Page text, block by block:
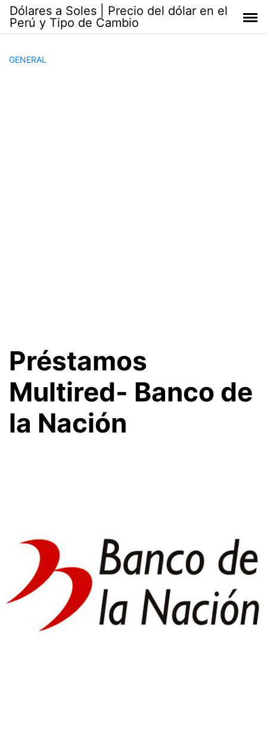
Saltar
contenido
Dólares a Soles | Precio del dólar en el
Perú y Tipo de Cambio
GENERAL
Préstamos
Multired- Banco de
la Nación